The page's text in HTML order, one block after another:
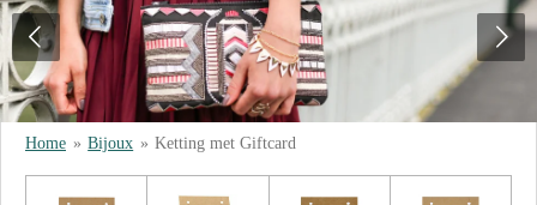
Home » Bijoux » Ketting met Giftcard